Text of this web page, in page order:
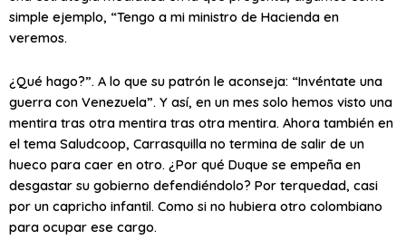
simple ejemplo, “Tengo a mi ministro de Hacienda en
veremos.
¿Qué hago?”. A lo que su patrón le aconseja: “Invéntate una
guerra con Venezuela”. Y así, en un mes solo hemos visto una
mentira tras otra mentira tras otra mentira. Ahora también en
el tema Saludcoop, Carrasquilla no termina de salir de un
hueco para caer en otro. ¿Por qué Duque se empeña en
desgastar su gobierno defendiéndolo? Por terquedad, casi
por un capricho infantil. Como si no hubiera otro colombiano
para ocupar ese cargo.